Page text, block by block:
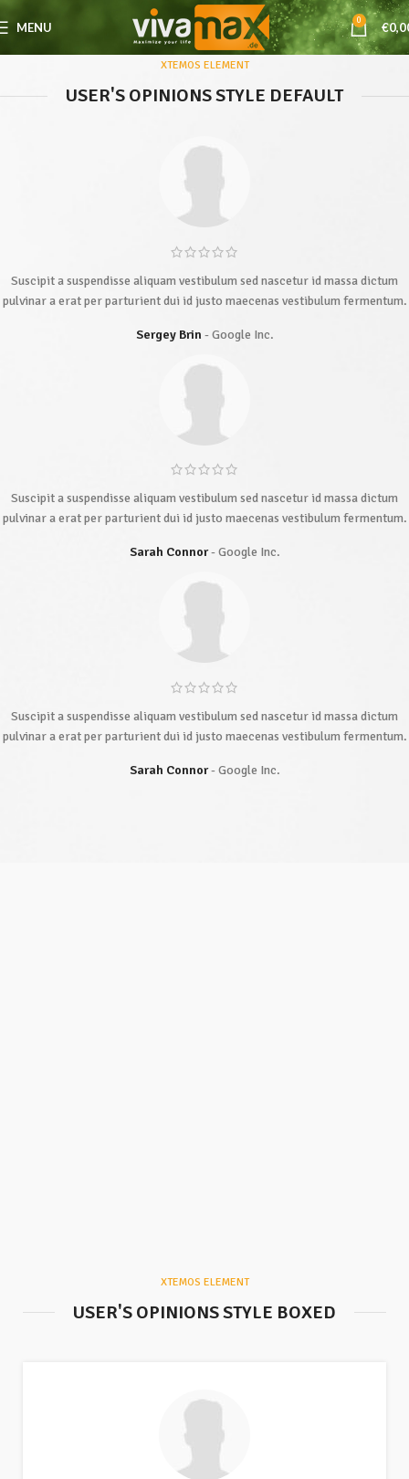
MENU 0 €
XTEMOS ELEMENT
USER'S OPINIONS STYLE DEFAULT
Suscipit a suspendisse aliquam vestibulum sed nascetur id massa dictum
pulvinar a erat per parturient dui id justo maecenas vestibulum fermentum.
Sergey Brin Google Inc.
Suscipit a suspendisse aliquam vestibulum sed nascetur id massa dictum
pulvinar a erat per parturient dui id justo maecenas vestibulum fermentum.
Sarah Connor Google Inc.
Suscipit a suspendisse aliquam vestibulum sed nascetur id massa dictum
pulvinar a erat per parturient dui id justo maecenas vestibulum fermentum.
Sarah Connor Google Inc.
XTEMOS ELEMENT
USER'S OPINIONS STYLE BOXED